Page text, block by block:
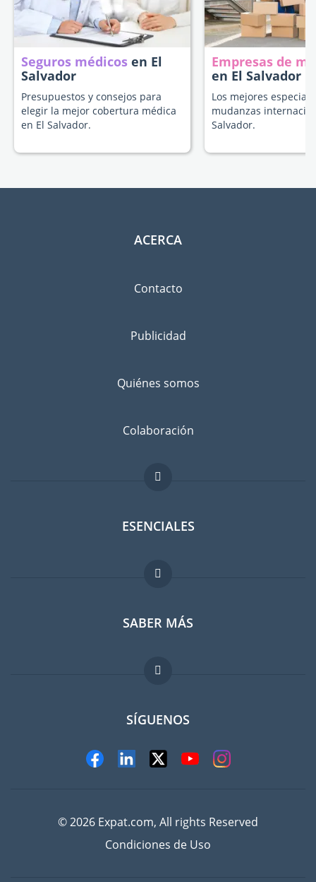
Seguros médicos en El
Salvador
Presupuestos y consejos para
elegir la mejor cobertura médica
en El Salvador.
Empresas de
en El Salvador
Los mejores
mudanzas
Salvador.
ACERCA
Contacto
Publicidad
Quiénes somos
Colaboración
ESENCIALES
Foro para expatriados
Guia para expatriados
Trabajos en el extranjero
SABER MÁS
FAQ
SÍGUENOS
© 2026 Expat.com, All rights Reserved
Condiciones de Uso